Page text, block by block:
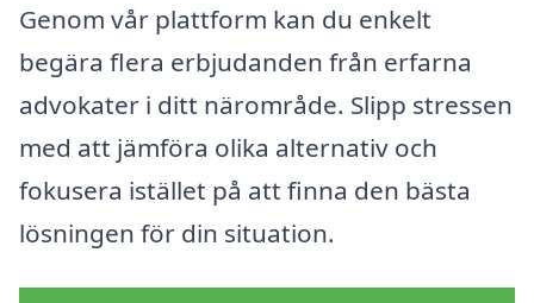
Genom vår plattform kan du enkelt
begära flera erbjudanden från erfarna
advokater i ditt närområde. Slipp stressen
med att jämföra olika alternativ och
fokusera istället på att finna den bästa
lösningen för din situation.